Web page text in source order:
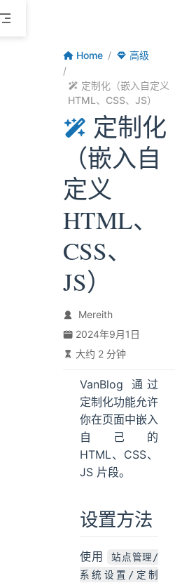
Home 高级
定制化（嵌入自定义
HTML、CSS、JS）
定制化
（嵌入自
定义
HTML、
CSS、
JS）
Mereith
2024年9月1日
大约 2 分钟
VanBlog 通过
定制化功能允许
你在页面中嵌入
自己的
HTML、CSS、
JS 片段。
设置方法
使用
站点管理/
系统设置/定制